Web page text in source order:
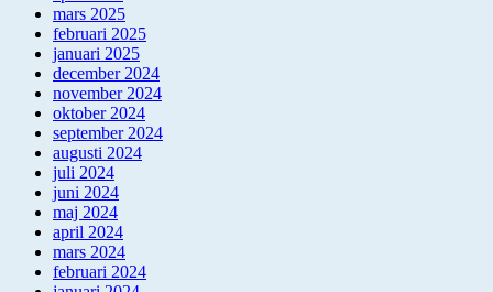
mars 2025
februari 2025
januari 2025
december 2024
november 2024
oktober 2024
september 2024
augusti 2024
juli 2024
juni 2024
maj 2024
april 2024
mars 2024
februari 2024